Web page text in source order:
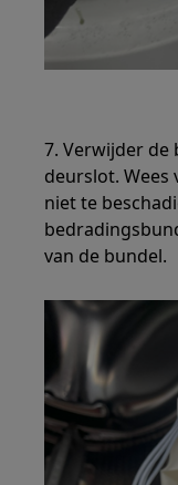
7. Verwijder
deurslot.
niet te
van de bundel.